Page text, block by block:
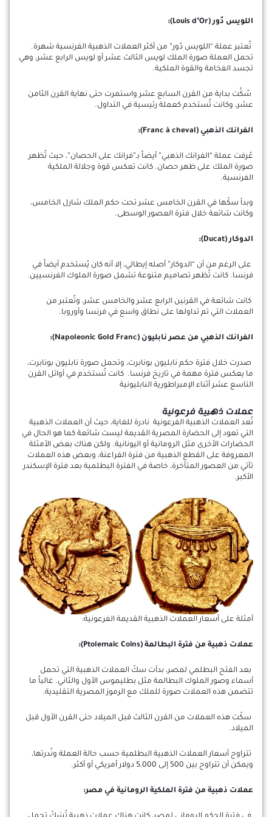
اللويس دُور (Louis d’Or):
تُعتبر عملة “اللويس دُور” من أكثر العملات الذهبية الفرنسية شهرة.
تحمل العملة صورة الملك لويس الثالث عشر أو لويس الرابع عشر، وهي
تجسد الفخامة والقوة الملكية.
سُكَّت بداية من القرن السابع عشر واستمرت حتى نهاية القرن الثامن
عشر، وكانت تُستخدم كعملة رئيسية في التداول.
الفرانك الذهبي (Franc à cheval):
عُرفت عملة “الفرانك الذهبي” أيضاً بـ”فرانك على الحصان”، حيث تُظهر
صورة الملك على ظهر حصان. كانت تعكس قوة وجلالة الملكية
الفرنسية.
وبدأ سكّها في القرن الخامس عشر تحت حكم الملك شارل الخامس،
وكانت شائعة خلال فترة العصور الوسطى.
الدوكار (Ducat):
على الرغم من أن “الدوكار” أصله إيطالي، إلا أنه كان يُستخدم أيضاً في
فرنسا. كانت تُظهر تصاميم متنوعة تشمل صورة الملوك الفرنسيين.
كانت شائعة في القرنين الرابع عشر والخامس عشر، وتُعتبر من
العملات التي تم تداولها على نطاق واسع في فرنسا وأوروبا.
الفرانك الذهبي من عصر نابليون (Napoleonic Gold Franc):
صدرت خلال فترة حكم نابليون بونابرت، وتحمل صورة نابليون بونابرت،
ما يعكس فترة مهمة في تاريخ فرنسا. كانت تُستخدم في أوائل القرن
التاسع عشر أثناء الإمبراطورية النابليونية
عملات ذهبية فرعونية
تُعد العملات الذهبية الفرعونية نادرة للغاية، حيث أن العملات الذهبية
التي تعود إلى الحضارة المصرية القديمة ليست شائعة كما هو الحال في
الحضارات الأخرى مثل الرومانية أو اليونانية. ولكن هناك بعض الأمثلة
المعروفة على القطع الذهبية من فترة الفراعنة، وبعض هذه العملات
تأتي من العصور المتأخرة، خاصة في الفترة البطلمية بعد فترة الإسكندر
الأكبر.
أمثلة على أسعار العملات الذهبية القديمة الفرعونية:
عملات ذهبية من فترة البطالمة (Ptolemaic Coins):
بعد الفتح البطلمي لمصر، بدأت سكّ العملات الذهبية التي تحمل
أسماء وصور الملوك البطالمة مثل بطليموس الأول والثاني. غالباً ما
تتضمن هذه العملات صورة للملك مع الرموز المصرية التقليدية.
سكّت هذه العملات من القرن الثالث قبل الميلاد حتى القرن الأول قبل
الميلاد.
تتراوح أسعار العملات الذهبية البطلمية حسب حالة العملة ونُدرتها،
ويمكن أن تتراوح بين 500 إلى 5,000 دولار أمريكي أو أكثر.
عملات ذهبية من فترة الملكية الرومانية في مصر: